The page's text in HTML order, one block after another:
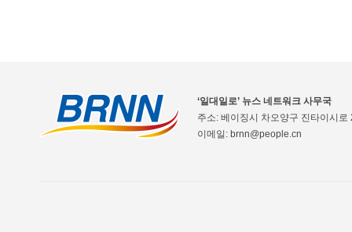
‘일대일로’ 뉴스 네트워크 사무국
주소: 베이징시 차오양구 진타이시
이메일: brnn@people.cn